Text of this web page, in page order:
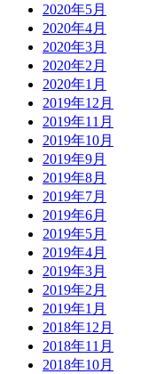
2020年5月
2020年4月
2020年3月
2020年2月
2020年1月
2019年12月
2019年11月
2019年10月
2019年9月
2019年8月
2019年7月
2019年6月
2019年5月
2019年4月
2019年3月
2019年2月
2019年1月
2018年12月
2018年11月
2018年10月